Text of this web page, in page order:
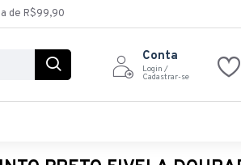
de R$99,90
Conta
Login /
Cadastrar-se